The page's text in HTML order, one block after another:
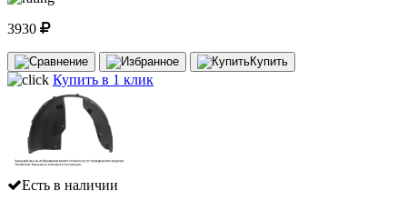
3930
Купить
Купить в 1 клик
Есть в наличии